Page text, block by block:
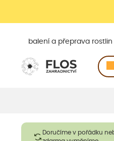
balení a přeprava rostlin
Doručíme v pořádku